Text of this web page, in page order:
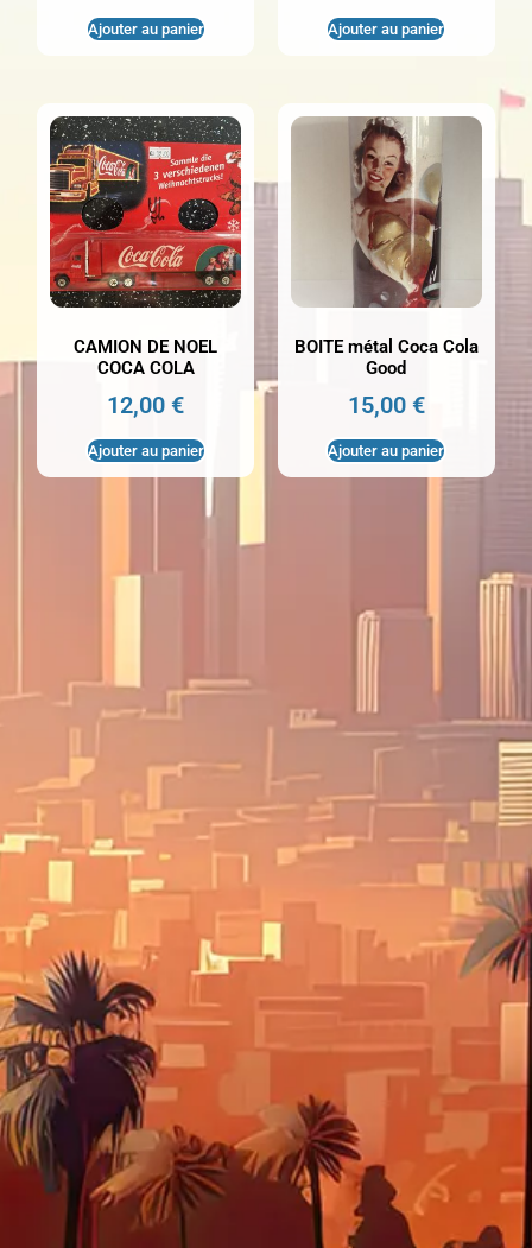
Ajouter au panier Ajouter au panier
CAMION DE NOEL
COCA COLA
12,00€
Ajouter au panier
BOITE métal Coca Cola
Good
15,00 €
Ajouter au panier